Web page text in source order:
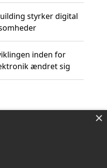
styrker digital
inden for
ændret sig
×